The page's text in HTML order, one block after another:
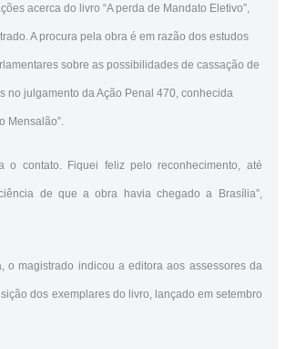
acerca do livro “A perda de Mandato Eletivo”,
A procura pela obra é em razão dos estudos
sobre as possibilidades de cassação de
no julgamento da Ação Penal 470, conhecida
Mensalão”.
o contato. Fiquei feliz pelo reconhecimento, até
de que a obra havia chegado a Brasília”,
o magistrado indicou a editora aos assessores da
dos exemplares do livro, lançado em setembro